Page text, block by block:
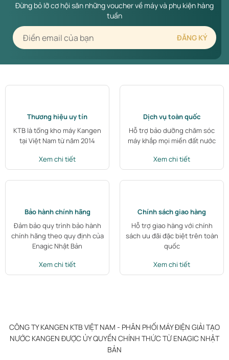
Đừng bỏ lỡ cơ hội săn những voucher về máy và phụ kiện hàng
tuần
Thương hiệu uy tín
KTB là tổng kho máy Kangen
tại Việt Nam từ năm 2014
Xem chi tiết
Dịch vụ toàn quốc
Hỗ trợ bảo dưỡng chăm sóc
máy khắp mọi miền đất nước
Xem chi tiết
Bảo hành chính hãng
Đảm bảo quy trình bảo hành
chính hãng theo quy định của
Enagic Nhật Bản
Xem chi tiết
Chính sách giao hàng
Hỗ trợ giao hàng với chính
sách ưu đãi đặc biệt trên toàn
quốc
Xem chi tiết
CÔNG TY KANGEN KTB VIỆT NAM - PHÂN PHỐI MÁY ĐIỆN GIẢI TẠO
NƯỚC KANGEN ĐƯỢC ỦY QUYỀN CHÍNH THỨC TỪ ENAGIC NHẬT
BẢN